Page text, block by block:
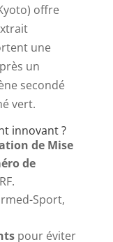
offre
une
un
secondé
vert.
innovant ?
de Mise
de
Sport,
pour éviter